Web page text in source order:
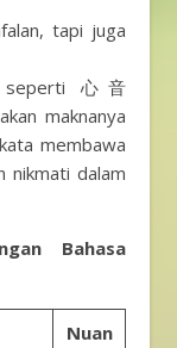
tapi juga
seperti 心音
maknanya
membawa
nikmati dalam
Bahasa
Nuan